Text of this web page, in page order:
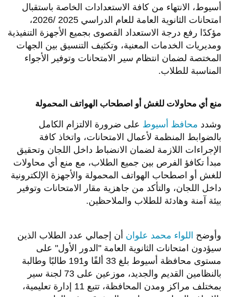
أسيوط، الانتهاء من كافة الاستعدادات الخاصة باستقبال
امتحانات الثانوية العامة للعام الدراسي 2025 /2026،
مؤكدًا رفع درجة الاستعداد القصوى بجميع الأجهزة التنفيذية
ومديريات الخدمات المعنية، وتكثيف التنسيق بين الجهات
المختصة لضمان انتظام سير الامتحانات وتوفير الأجواء
المناسبة للطلاب.
​منع أي محاولات للغش أو اصطحاب الهواتف المحمولة
​وشدد محافظ أسيوط على ضرورة الالتزام الكامل
بالضوابط المنظمة لأعمال الامتحانات، واتخاذ كافة
الإجراءات اللازمة لضمان الانضباط داخل اللجان وتحقيق
مبدأ تكافؤ الفرص بين جميع الطلاب، مع منع أي محاولات
للغش أو اصطحاب الهواتف المحمولة والأجهزة الإلكترونية
داخل اللجان، والتأكد من جاهزية مقار الامتحانات وتوفير
بيئة آمنة وهادئة للطلاب والملاحظين.
​وأوضح اللواء محمد علوان أن إجمالي عدد الطلاب الذين
سيؤدون امتحانات الثانوية العامة "الدور الأول" على
مستوى محافظة أسيوط بلغ 33 ألفًا و191 طالبًا وطالبة
بالنظامين القديم والجديد، موزعين على 73 لجنة سير
بمختلف مراكز ومدن المحافظة، تتبع 11 إدارة تعليمية،